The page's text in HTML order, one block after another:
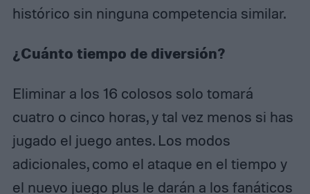
histórico sin ninguna competencia similar.
¿Cuánto tiempo de diversión?
Eliminar a los 16 colosos solo tomará
cuatro o cinco horas, y tal vez menos si has
jugado el juego antes. Los modos
adicionales, como el ataque en el tiempo y
el nuevo juego plus le darán a los fanáticos